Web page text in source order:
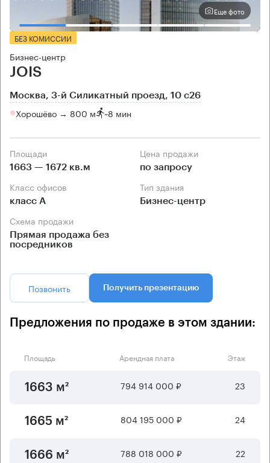
Еще фото
БЕЗ КОМИССИИ
Бизнес-центр
JOIS
Москва, 3-й Силикатный проезд, 10 с26
Хорошёво → 800 м ~8 мин
Площади
1663 — 1672 кв.м
Цена продажи
по запросу
Класс офисов
класс А
Тип здания
Бизнес-центр
Схема продажи
Прямая продажа без
посредников
Позвонить Получить презентацию
Предложения по продаже в этом здании:
Площадь Арендная плата Этаж
1663 м² 794 914 000 ₽ 23
1665 м² 804 195 000 ₽ 24
1666 м² 788 018 000 ₽ 22